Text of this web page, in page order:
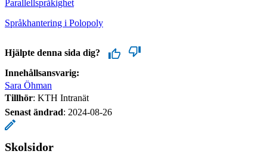
Parallellspråkighet
Språkhantering i Polopoly
Hjälpte denna sida dig?
Innehållsansvarig:
Sara Öhman
Tillhör: KTH Intranät
Senast ändrad: 2024-08-26
Skolsidor